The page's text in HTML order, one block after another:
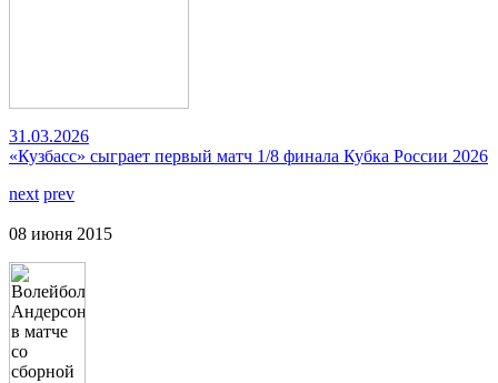
31.03.2026
«Кузбасс» сыграет первый матч 1/8 финала Кубка России 2026
next prev
08 июня 2015